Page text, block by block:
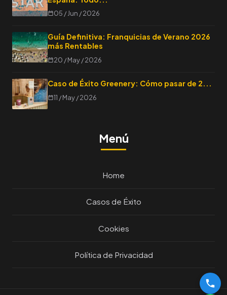
05 / Jun / 2026
Guía Definitiva: Franquicias de Verano 2026
más Rentables
20 / May / 2026
Caso de Éxito Greenery: Cómo pasar de 2...
11 / May / 2026
Menú
Home
Casos de Éxito
Cookies
Política de Privacidad